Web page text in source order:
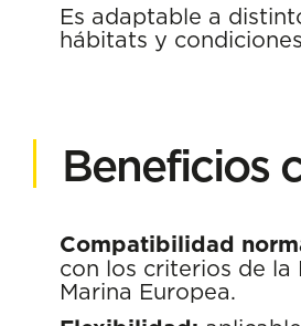
Es adaptable a
hábitats y
Beneficios
Compatibilidad
con los criterios de la
Marina Europea.